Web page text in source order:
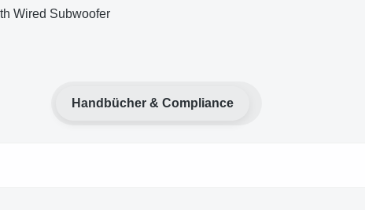
Wired Subwoofer
Handbücher & Compliance